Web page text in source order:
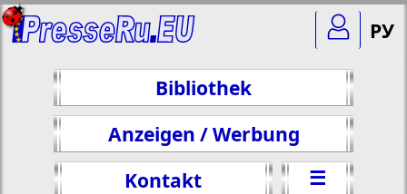
Bibliothek
Anzeigen / Werbung
Kontakt
☰
РУ